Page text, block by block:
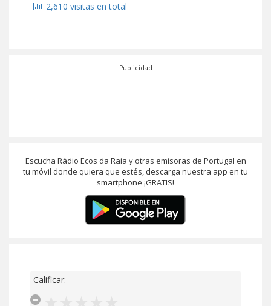
2,610 visitas en total
Publicidad
Escucha Rádio Ecos da Raia y otras emisoras de Portugal en
tu móvil donde quiera que estés, descarga nuestra app en tu
smartphone ¡GRATIS!
Calificar: